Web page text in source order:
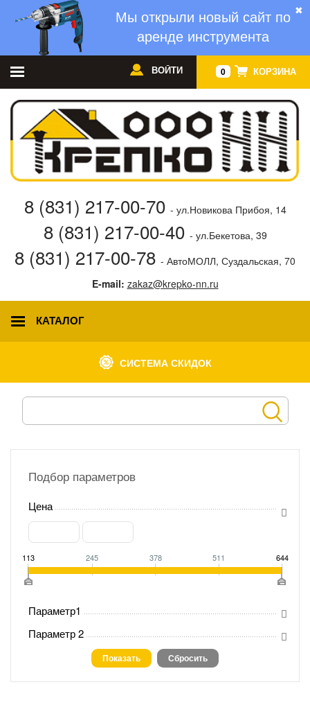
✖
Мы открыли новый сайт по
аренде инструмента
0 КОРЗИНА
ВОЙТИ
8 (831) 217-00-70 - ул.Новикова Прибоя, 14
8 (831) 217-00-40 - ул.Бекетова, 39
8 (831) 217-00-78 - АвтоМОЛЛ, Суздальская, 70
E-mail: zakaz@krepko-nn.ru
КАТАЛОГ
СИСТЕМА СКИДОК
Подбор параметров
Цена
113 245 378 511 644
Параметр1
Параметр 2